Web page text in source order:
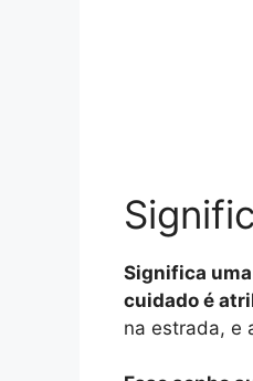
Significa
cuidado é
na estrada, e